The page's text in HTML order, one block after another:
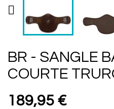

BR - SANGLE
COURTE
189,95 €